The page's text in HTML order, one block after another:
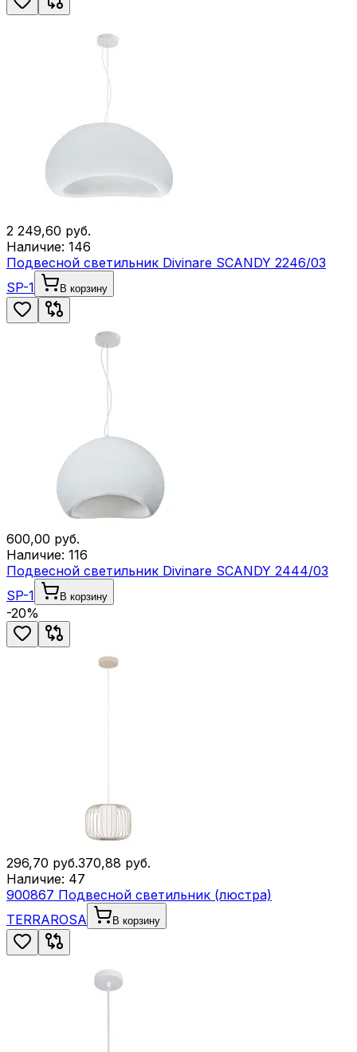
2 249,60 руб.
Наличие: 146
Подвесной светильник Divinare SCANDY 2246/03
SP-1
В корзину
600,00 руб.
Наличие: 116
Подвесной светильник Divinare SCANDY 2444/03
SP-1
В корзину
-20%
296,70 руб.370,88 руб.
Наличие: 47
900867 Подвесной светильник (люстра)
TERRAROSA
В корзину